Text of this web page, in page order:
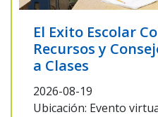
El Exito Escolar
Recursos y
a Clases
2026-08-19
Ubicación: Evento